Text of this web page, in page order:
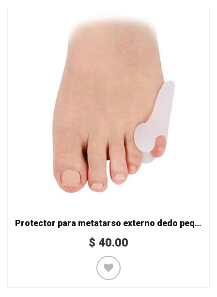
Protector para metatarso externo dedo pequeño
$ 40.00